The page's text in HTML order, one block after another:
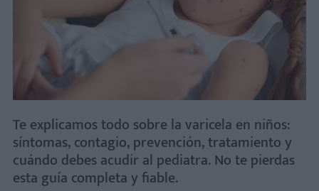
Te explicamos todo sobre la varicela en niños:
síntomas, contagio, prevención, tratamiento y
cuándo debes acudir al pediatra. No te pierdas
esta guía completa y fiable.